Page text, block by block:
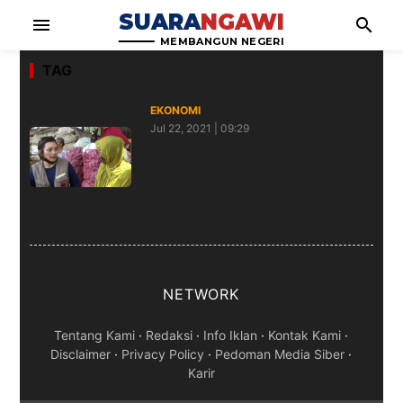
menu SUARANGAWI
MEMBANGUN NEGERI
search
TAG
EKONOMI
Jul 22, 2021 | 09:29
NETWORK
Tentang Kami · Redaksi · Info Iklan · Kontak Kami ·
Disclaimer · Privacy Policy · Pedoman Media Siber ·
Karir